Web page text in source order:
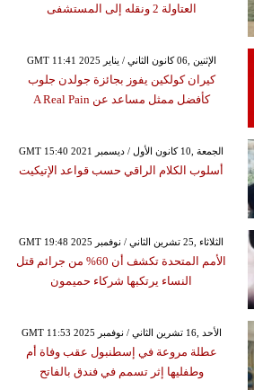
العتاولة 2 ونقله إلى المستشفى
GMT 11:41 2025 الإثنين ,06 كانون الثاني / يناير
كيران كولكين يفوز بجائزة جولدن جلوب
كأفضل ممثل مساعد عن A Real Pain
GMT 15:40 2021 الجمعة ,10 كانون الأول / ديسمبر
أسلوب الكلام الراقي حسب قواعد الإتيكيت
GMT 19:48 2025 الثلاثاء ,25 تشرين الثاني / نوفمبر
الأمم المتحدة تكشف أن 60% من جرائم قتل
النساء يرتكبها شركاء حميمون
GMT 11:53 2025 الأحد ,16 تشرين الثاني / نوفمبر
عطلة مروعة في إسطنبول عقب وفاة أم
وطفليها إثر تسمم في فندق بالفاتح